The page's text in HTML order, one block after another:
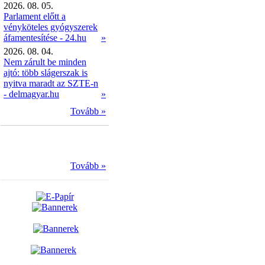
2026. 08. 05.
Parlament előtt a
vényköteles gyógyszerek
áfamentesítése - 24.hu
»
2026. 08. 04.
Nem zárult be minden
ajtó: több slágerszak is
nyitva maradt az SZTE-n
- delmagyar.hu
»
Tovább »
Tovább »